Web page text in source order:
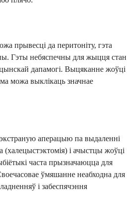
прывесці да перитоніту, гэта
Гэты небяспечны для жыцця стан
дапамогі. Выцяканне жоўці
можа выклікаць значнае
аперацыю па выдаленні
(халецыстэктомія) і ачыстцы жоўці
часта прызначаюцца для
ўмяшанне неабходна для
і забеспячэння